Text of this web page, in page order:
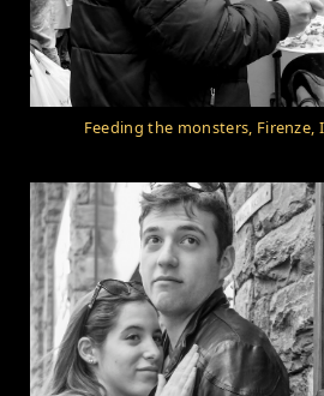
Feeding the monsters, Firenze,